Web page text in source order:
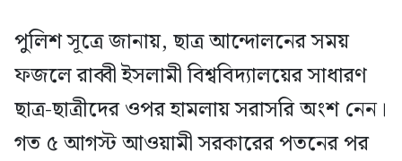
পুলিশ সূত্রে জানায়, ছাত্র আন্দোলনের সময়
ফজলে রাব্বী ইসলামী বিশ্ববিদ্যালয়ের সাধারণ
ছাত্র-ছাত্রীদের ওপর হামলায় সরাসরি অংশ নেন।
গত ৫ আগস্ট আওয়ামী সরকারের পতনের পর